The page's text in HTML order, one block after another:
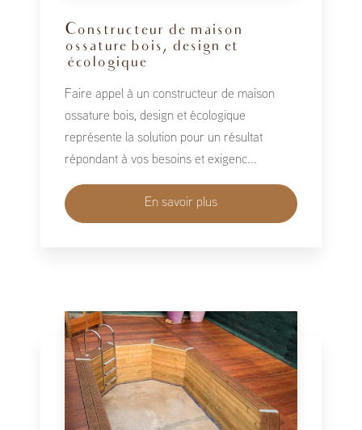
Constructeur de maison
ossature bois, design et
écologique
Faire appel à un constructeur de maison
ossature bois, design et écologique
représente la solution pour un résultat
répondant à vos besoins et exigenc...
En savoir plus